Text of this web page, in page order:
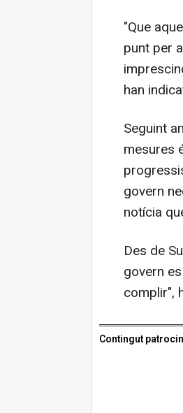
"Que
punt per
han
Seguint
mesures
govern
notícia
Des de
govern
complir",
Contingut